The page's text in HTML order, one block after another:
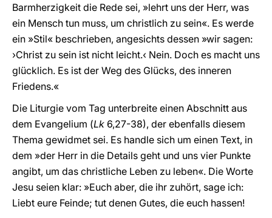
Barmherzigkeit die Rede sei, »lehrt uns der Herr, was
ein Mensch tun muss, um christlich zu sein«. Es werde
ein »Stil« beschrieben, angesichts dessen »wir sagen:
›Christ zu sein ist nicht leicht.‹ Nein. Doch es macht uns
glücklich. Es ist der Weg des Glücks, des inneren
Friedens.«
Die Liturgie vom Tag unterbreite einen Abschnitt aus
dem Evangelium (Lk 6,27-38), der ebenfalls diesem
Thema gewidmet sei. Es handle sich um einen Text, in
dem »der Herr in die Details geht und uns vier Punkte
angibt, um das christliche Leben zu leben«. Die Worte
Jesu seien klar: »Euch aber, die ihr zuhört, sage ich:
Liebt eure Feinde; tut denen Gutes, die euch hassen!